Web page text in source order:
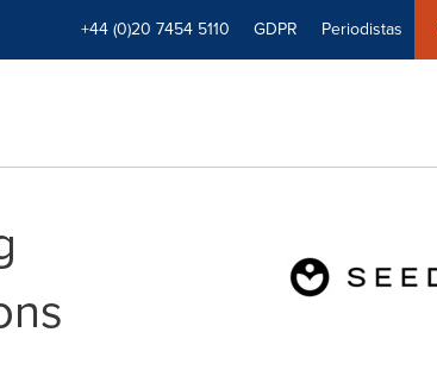
+44 (0)20 7454 5110 GDPR Periodistas